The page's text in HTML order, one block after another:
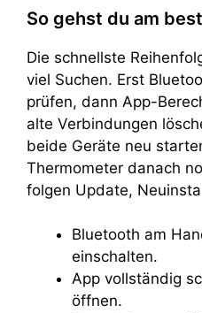
So gehst du am
Die schnellste
viel Suchen. Erst
prüfen, dann App-
alte Verbindungen
beide Geräte neu
Thermometer danach
folgen Update,
Bluetooth am
einschalten.
App vollständig
öffnen.